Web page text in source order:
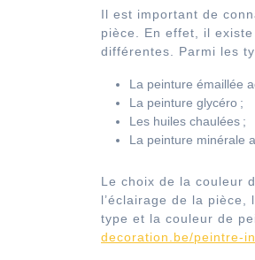
Il est important de
pièce. En effet, il
différentes. Parmi les
La peinture émaillée
La peinture glycéro ;
Les huiles chaulées ;
La peinture minérale
Le choix de la couleur
l’éclairage de la
type et la couleur de
decoration.be/peintre-